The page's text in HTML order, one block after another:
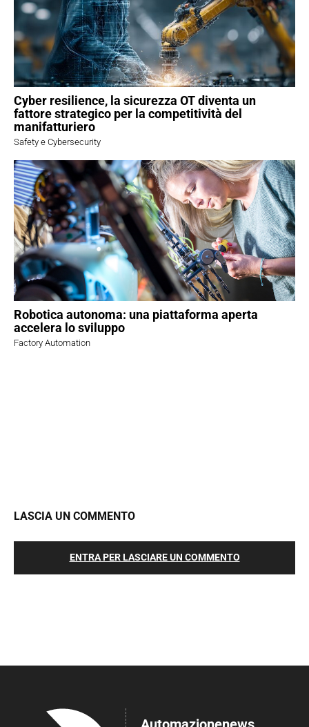
Cyber resilience, la sicurezza OT diventa un
fattore strategico per la competitività del
manifatturiero
Safety e Cybersecurity
Robotica autonoma: una piattaforma aperta
accelera lo sviluppo
Factory Automation
LASCIA UN COMMENTO
ENTRA PER LASCIARE UN COMMENTO